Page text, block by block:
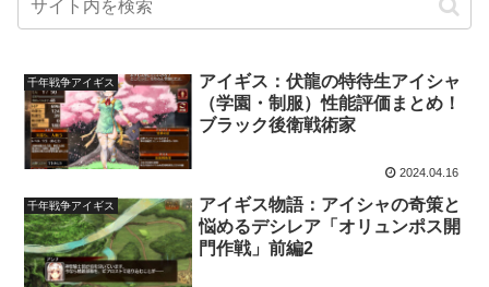
千年戦争アイギス
アイギス：伏龍の特待生アイシャ
（学園・制服）性能評価まとめ！
ブラック後衛戦術家
2024.04.16
千年戦争アイギス
アイギス物語：アイシャの奇策と
悩めるデシレア「オリュンポス開
門作戦」前編2